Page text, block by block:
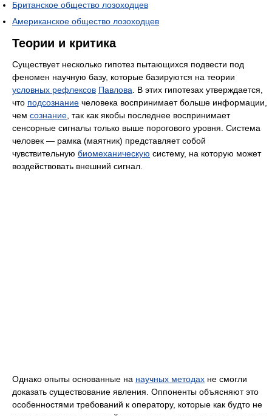
Британское общество лозоходцев
Американское общество лозоходцев
Теории и критика
Существует несколько гипотез пытающихся подвести под
феномен научную базу, которые базируются на теории
условных рефлексов Павлова . В этих гипотезах утверждается,
что подсознание человека воспринимает больше информации,
чем сознание , так как якобы последнее воспринимает
сенсорные сигналы только выше порогового уровня. Система
человек — рамка (маятник) представляет собой
чувствительную биомеханическую систему, на которую может
воздействовать внешний сигнал.
Однако опыты основанные на научных методах не смогли
доказать существование явления. Оппоненты объясняют это
особенностями требований к оператору, которые как будто не